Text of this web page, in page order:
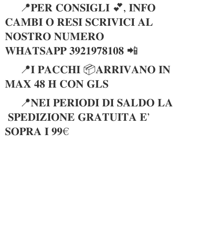
📍𝐏𝐄𝐑 𝐂𝐎𝐍𝐒𝐈𝐆𝐋𝐈 💕, 𝐈𝐍𝐅𝐎
𝐂𝐀𝐌𝐁𝐈 𝐎 𝐑𝐄𝐒𝐈 𝐒𝐂𝐑𝐈𝐕𝐈𝐂𝐈 𝐀𝐋
𝐍𝐎𝐒𝐓𝐑𝐎 𝐍𝐔𝐌𝐄𝐑𝐎
𝐖𝐇𝐀𝐓𝐒𝐀𝐏𝐏 𝟑𝟗𝟐𝟏𝟗𝟕𝟖𝟏𝟎𝟖 📲
📍𝐈 𝐏𝐀𝐂𝐂𝐇𝐈 📦𝐀𝐑𝐑𝐈𝐕𝐀𝐍𝐎 𝐈𝐍
𝐌𝐀𝐗 𝟒𝟖 𝐇 𝐂𝐎𝐍 𝐆𝐋𝐒
📍𝐍𝐄𝐈 𝐏𝐄𝐑𝐈𝐎𝐃𝐈 𝐃𝐈 𝐒𝐀𝐋𝐃𝐎 𝐋𝐀
𝐒𝐏𝐄𝐃𝐈𝐙𝐈𝐎𝐍𝐄 𝐆𝐑𝐀𝐓𝐔𝐈𝐓𝐀 𝐄’
𝐒𝐎𝐏𝐑𝐀 𝐈 𝟗𝟗€